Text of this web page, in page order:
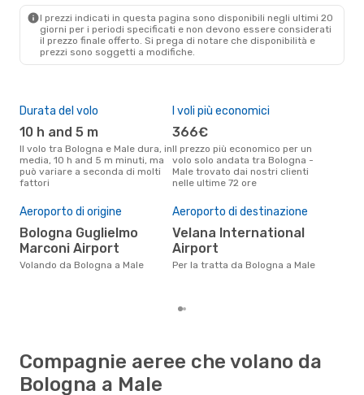
Etihad Airways2 Scali
MLE- BLQ
I prezzi indicati in questa pagina sono disponibili negli ultimi 20
giorni per i periodi specificati e non devono essere considerati
il ​​prezzo finale offerto. Si prega di notare che disponibilità e
prezzi sono soggetti a modifiche.
Durata del volo
10 h and 5 m
Il volo tra Bologna e Male dura, in
media, 10 h and 5 m minuti, ma
può variare a seconda di molti
fattori
I voli più economici
366€
Il prezzo più economico per un
volo solo andata tra Bologna -
Male trovato dai nostri clienti
nelle ultime 72 ore
Aeroporto di origine
Bologna Guglielmo
Marconi Airport
Volando da Bologna a Male
Aeroporto di destinazione
Velana International
Airport
Per la tratta da Bologna a Male
Compagnie aeree che volano da
Bologna a Male